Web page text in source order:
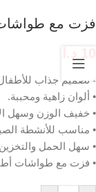
فزت مع
• تصميم جذاب
• ألوان زاهية ومحببة.
• خفيف الوزن وسهل
• مناسب للأنشطة
• سهل الحمل
• فزت مع طواشات